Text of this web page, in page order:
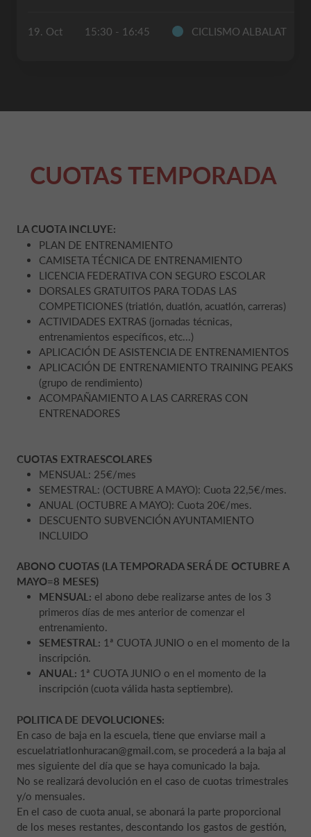
19. Oct 15:30 - 16:45 CICLISMO ALBALAT
CUOTAS TEMPORADA
LA CUOTA INCLUYE:
PLAN DE ENTRENAMIENTO
CAMISETA TÉCNICA DE ENTRENAMIENTO
LICENCIA FEDERATIVA CON SEGURO ESCOLAR
DORSALES GRATUITOS PARA TODAS LAS
COMPETICIONES (triatlón, duatlón, acuatlón, carreras)
ACTIVIDADES EXTRAS (jornadas técnicas,
entrenamientos específicos, etc...)
APLICACIÓN DE ASISTENCIA DE ENTRENAMIENTOS
APLICACIÓN DE ENTRENAMIENTO TRAINING PEAKS
(grupo de rendimiento)
ACOMPAÑAMIENTO A LAS CARRERAS CON
ENTRENADORES
CUOTAS EXTRAESCOLARES
MENSUAL: 25€/mes
SEMESTRAL: (OCTUBRE A MAYO): Cuota 22,5€/mes.
ANUAL (OCTUBRE A MAYO): Cuota 20€/mes.
DESCUENTO SUBVENCIÓN AYUNTAMIENTO
INCLUIDO
ABONO CUOTAS (LA TEMPORADA SERÁ DE OCTUBRE A
MAYO=8 MESES)
MENSUAL: el abono debe realizarse antes de los 3
primeros días de mes anterior de comenzar el
entrenamiento.
SEMESTRAL: 1ª CUOTA JUNIO o en el momento de la
inscripción.
ANUAL: 1ª CUOTA JUNIO o en el momento de la
inscripción (cuota válida hasta septiembre).
POLITICA DE DEVOLUCIONES:
En caso de baja en la escuela, tiene que enviarse mail a
escuelatriatlonhuracan@gmail.com, se procederá a la baja al
mes siguiente del día que se haya comunicado la baja.
No se realizará devolución en el caso de cuotas trimestrales
y/o mensuales.
En el caso de cuota anual, se abonará la parte proporcional
de los meses restantes, descontando los gastos de gestión,